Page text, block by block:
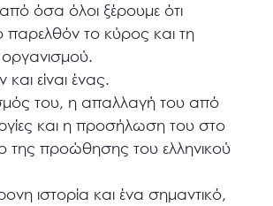
από όσα όλοι ξέρουμε ότι
το κύρος και τη
οργανισμού.
είναι ένας.
του, η απαλλαγή του από
και η προσήλωση του στο
της προώθησης του ελληνικού
ιστορία και ένα σημαντικό,